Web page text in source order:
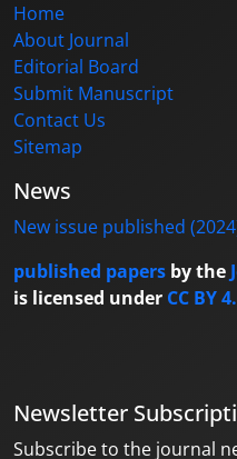
Home
About Journal
Editorial Board
Submit Manuscript
Contact Us
Sitemap
News
New issue published
published papers by the
is licensed under CC BY
Newsletter
Subscribe to the journal